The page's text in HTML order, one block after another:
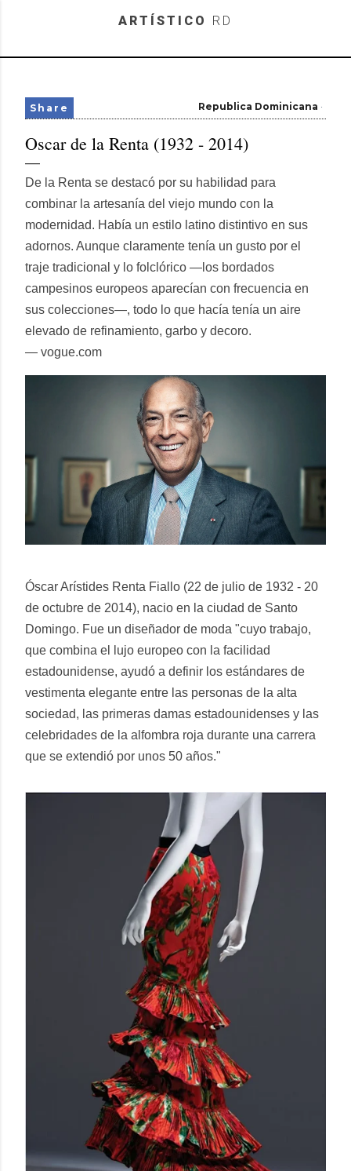
Skip to main content
ARTÍSTICO RD
Republica Dominicana
Share
Oscar de la Renta (1932 - 2014)
De la Renta se destacó por su habilidad para
combinar la artesanía del viejo mundo con la
modernidad. Había un estilo latino distintivo en sus
adornos. Aunque claramente tenía un gusto por el
traje tradicional y lo folclórico —los bordados
campesinos europeos aparecían con frecuencia en
sus colecciones—, todo lo que hacía tenía un aire
elevado de refinamiento, garbo y decoro.
— vogue.com
Óscar Arístides Renta Fiallo (22 de julio de 1932 - 20
de octubre de 2014), nacio en la ciudad de Santo
Domingo. Fue un diseñador de moda "cuyo trabajo,
que combina el lujo europeo con la facilidad
estadounidense, ayudó a definir los estándares de
vestimenta elegante entre las personas de la alta
sociedad, las primeras damas estadounidenses y las
celebridades de la alfombra roja durante una carrera
que se extendió por unos 50 años."